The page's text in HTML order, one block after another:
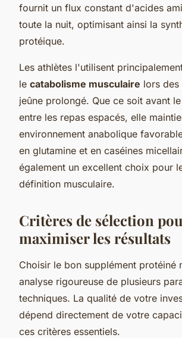
fournit un flux constant d'acides
toute la nuit, optimisant ainsi la
protéique.
Les athlètes l'utilisent
le catabolisme musculaire lors
jeûne prolongé. Que ce soit avant
entre les repas espacés, elle
environnement anabolique
en glutamine et en caséines
également un excellent choix pour
définition musculaire.
Critères de sélection
maximiser les résultats
Choisir le bon supplément protéiné
analyse rigoureuse de plusieurs
techniques. La qualité de votre
dépend directement de votre
ces critères essentiels.